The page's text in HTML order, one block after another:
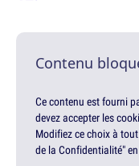
Contenu
Ce contenu est fourni
devez accepter les
Modifiez ce choix à
de la Confidentialité"